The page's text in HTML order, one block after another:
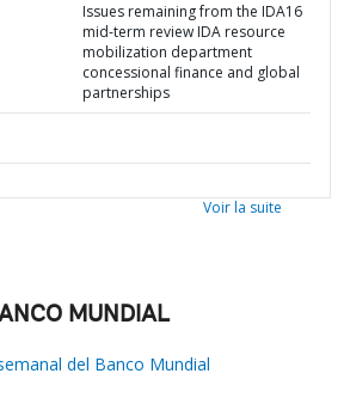
Issues remaining from the IDA16
mid-term review IDA resource
mobilization department
concessional finance and global
partnerships
Voir la suite
MUNDIAL
del Banco Mundial